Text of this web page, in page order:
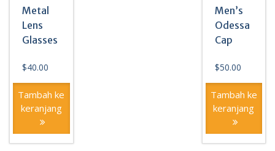
Metal
Lens
Glasses
$40.00
Tambah ke
keranjang
Men’s
Odessa
Cap
$50.00
Tambah ke
keranjang